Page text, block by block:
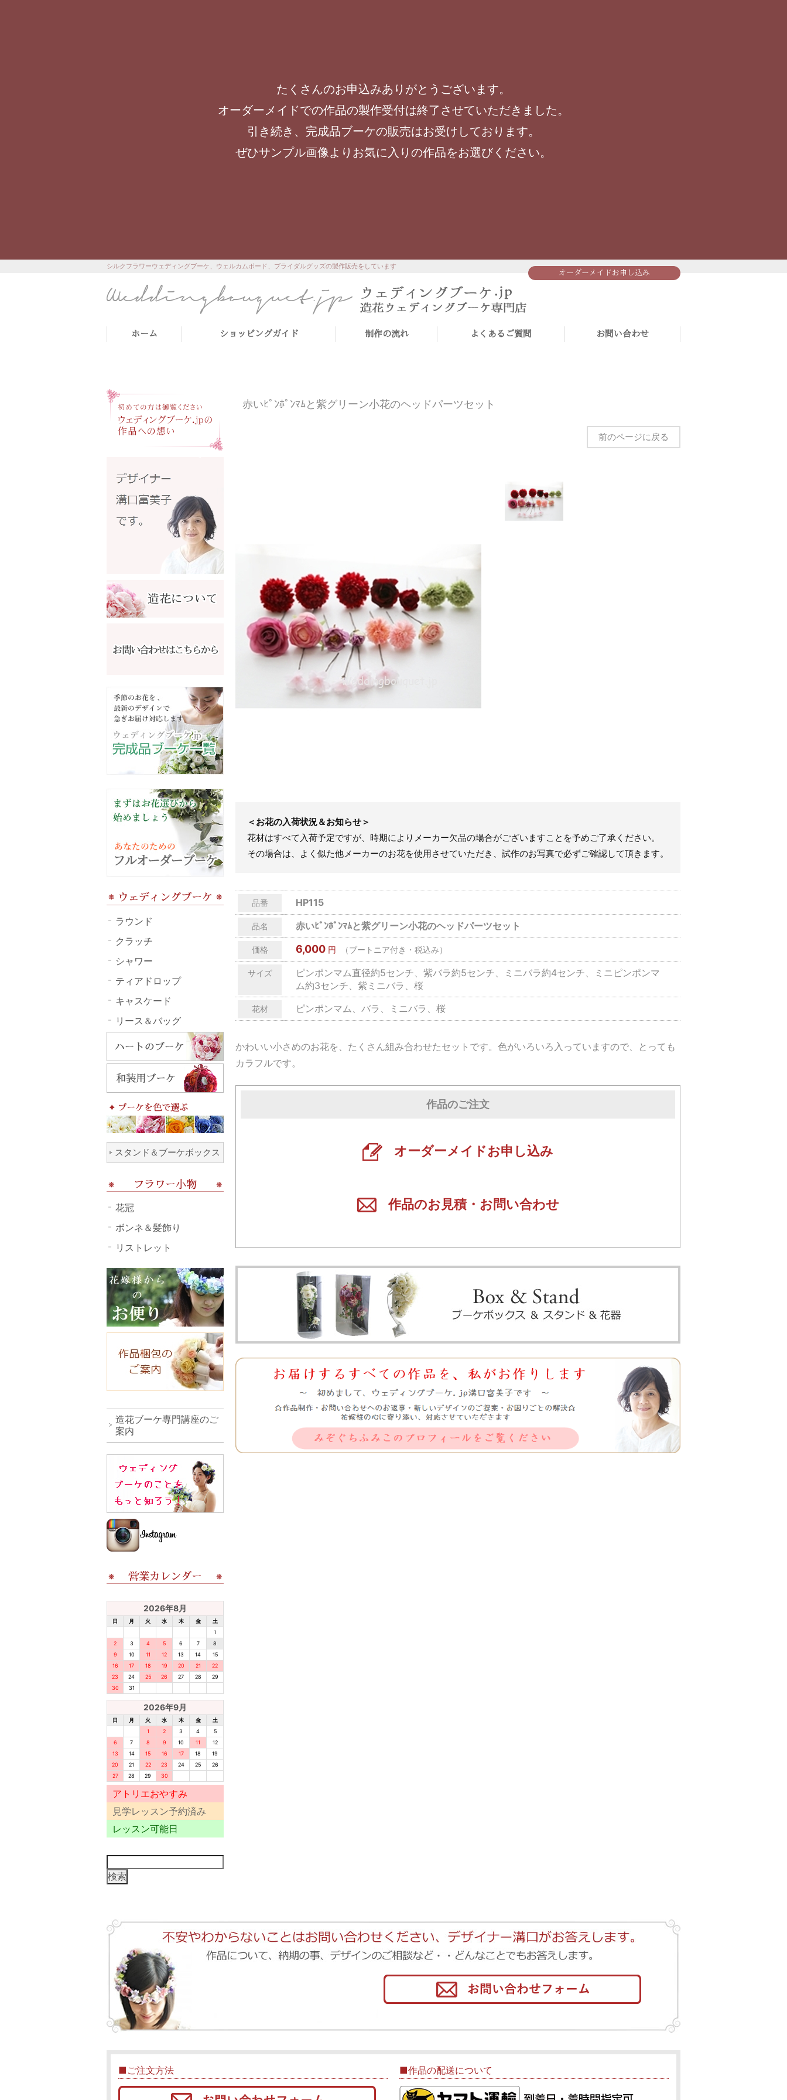
たくさんのお申込みありがとうございます。
オーダーメイドでの作品の製作受付は終了させていただきました。
引き続き、完成品ブーケの販売はお受けしております。
ぜひサンプル画像よりお気に入りの作品をお選びください。
シルクフラワーウェディングブーケ、ウェルカムボード、ブライダルグッズの製作販売をしています
ホーム ショッピングガイド 制作の流れ よくあるご質問 お問い合わせ
オーダーメイドお申し込み
赤いﾋﾟﾝﾎﾟﾝﾏﾑと紫グリーン小花のヘッドパーツセット
前のページに戻る
＜お花の入荷状況＆お知らせ＞
花材はすべて入荷予定ですが、時期によりメーカー欠品の場合がございますことを予めご了承ください。
その場合は、よく似た他メーカーのお花を使用させていただき、試作のお写真で必ずご確認して頂きます。
品番 HP115
品名 赤いﾋﾟﾝﾎﾟﾝﾏﾑと紫グリーン小花のヘッドパーツセット
価格 6,000 円 （ブートニア付き・税込み）
サイズ
ピンポンマム直径約5センチ、紫バラ約5センチ、ミニバラ約4センチ、ミニピンポンマ
ム約3センチ、紫ミニバラ、桜
花材 ピンポンマム、バラ、ミニバラ、桜
かわいい小さめのお花を、たくさん組み合わせたセットです。色がいろいろ入っていますので、とっても
カラフルです。
作品のご注文
オーダーメイドお申し込み
作品のお見積・お問い合わせ
ラウンド
クラッチ
シャワー
ティアドロップ
キャスケード
リース＆バッグ
スタンド＆ブーケボックス
花冠
ボンネ＆髪飾り
リストレット
造花ブーケ専門講座のご
案内
2026年8月
日 月 火 水 木 金
土
1
2
3 4 5 6 7
8
9
10 11 12 13 14
15
16
17 18 19 20 21
22
23
24 25 26 27 28
29
30
31
2026年9月
日 月 火 水 木 金
土
1
2 3 4
5
6
7 8 9 10 11
12
13
14 15 16 17 18
19
20
21 22 23 24 25
26
27
28 29 30
アトリエおやすみ
見学レッスン予約済み
レッスン可能日
検
索:
■ご注文方法 ■作品の配送について